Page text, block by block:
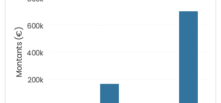
Montants (€)
200k
400k
600k